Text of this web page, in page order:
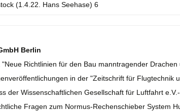
(1.4.22. Hans Seehase) 6
Berlin
Richtlinien für den Bau manntragender
in der "Zeitschrift für Flugtechnik
der Wissenschaftlichen Gesellschaft für Luftfahrt
Fragen zum Normus-Rechenschieber System